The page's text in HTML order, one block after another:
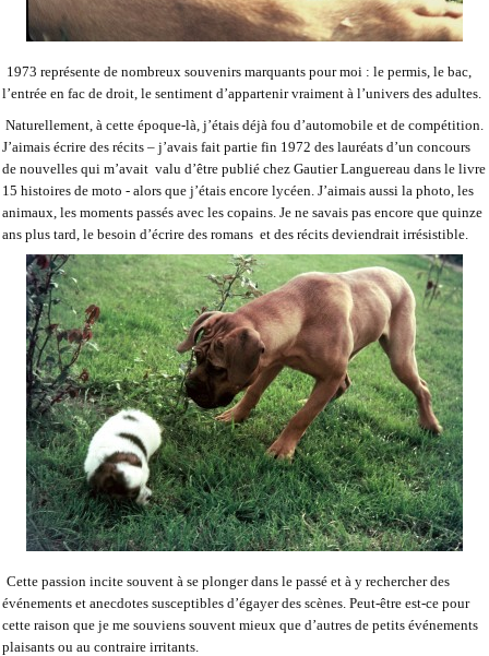
1973 représente de nombreux souvenirs marquants pour moi : le permis, le bac,
l’entrée en fac de droit, le sentiment d’appartenir vraiment à l’univers des adultes.
Naturellement, à cette époque-là, j’étais déjà fou d’automobile et de compétition.
J’aimais écrire des récits – j’avais fait partie fin 1972 des lauréats d’un concours
de nouvelles qui m’avait valu d’être publié chez Gautier Languereau dans le livre
15 histoires de moto - alors que j’étais encore lycéen. J’aimais aussi la photo, les
animaux, les moments passés avec les copains. Je ne savais pas encore que quinze
ans plus tard, le besoin d’écrire des romans et des récits deviendrait irrésistible.
Cette passion incite souvent à se plonger dans le passé et à y rechercher des
événements et anecdotes susceptibles d’égayer des scènes. Peut-être est-ce pour
cette raison que je me souviens souvent mieux que d’autres de petits événements
plaisants ou au contraire irritants.